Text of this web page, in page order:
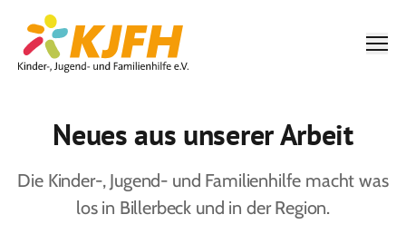
Neues aus unserer Arbeit
Die Kinder-, Jugend- und Familienhilfe macht was
los in Billerbeck und in der Region.